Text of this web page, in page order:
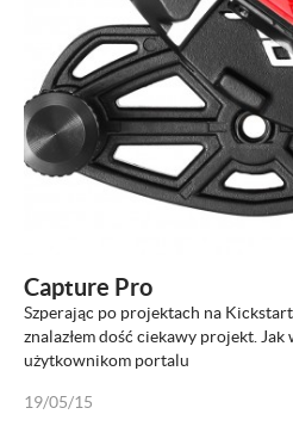
Capture Pro
Szperając po projektach na
znalazłem dość ciekawy projekt.
użytkownikom portalu
19/05/15